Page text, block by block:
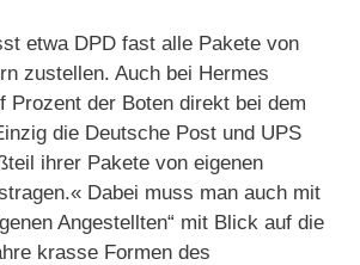
etwa DPD fast alle Pakete von
zustellen. Auch bei Hermes
Prozent der Boten direkt bei dem
die Deutsche Post und UPS
ihrer Pakete von eigenen
Dabei muss man auch mit
Angestellten“ mit Blick auf die
krasse Formen des